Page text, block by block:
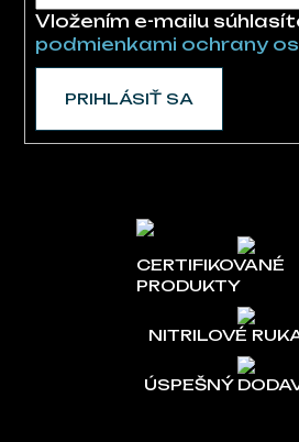
Vložením e-mailu
podmienkami ochrany
PRIHLÁSIŤ SA
CERTIFIKOVANÉ
PRODUKTY
NITRILOVÉ
ÚSPEŠNÝ